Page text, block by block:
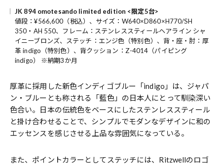
JK 894 omotesando limited edition <限定5台>
値段：¥566,600（税込）、サイズ：W640×D860×H770/SH
350・AH 550、フレーム：ステンレススティールヘアライン シャ
イニーブロンズ、ステッチ：エンジ色（特別色）、背・座・肘：厚
革 indigo（特別色）、背クッション：Z-4014（パイピング
indigo） ※納期3か月
厚革に採用した新色インディゴブルー「indigo」は、ジャパ
ン・ブルーとも称される「藍色」の日本人にとって馴染深い
色合い。日本の伝統色をベースにしたステンレススティール
と掛け合わせることで、シンプルでモダンなデザインに和の
エッセンスを感じさせる上品な雰囲気になっている。
また、ポイントカラーとしてステッチには、Ritzwellのロゴ